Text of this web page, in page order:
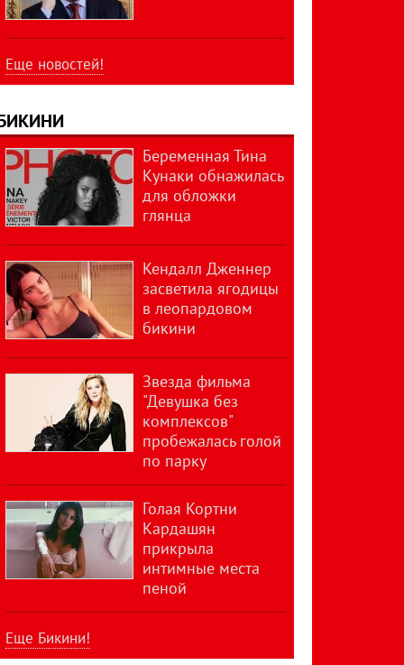
Еще новостей!
Беременная Тина
Кунаки обнажилась
для обложки
глянца
Кендалл Дженнер
засветила ягодицы
в леопардовом
бикини
Звезда фильма
"Девушка без
комплексов"
пробежалась голой
по парку
Голая Кортни
Кардашян
прикрыла
интимные места
пеной
Еще Бикини!